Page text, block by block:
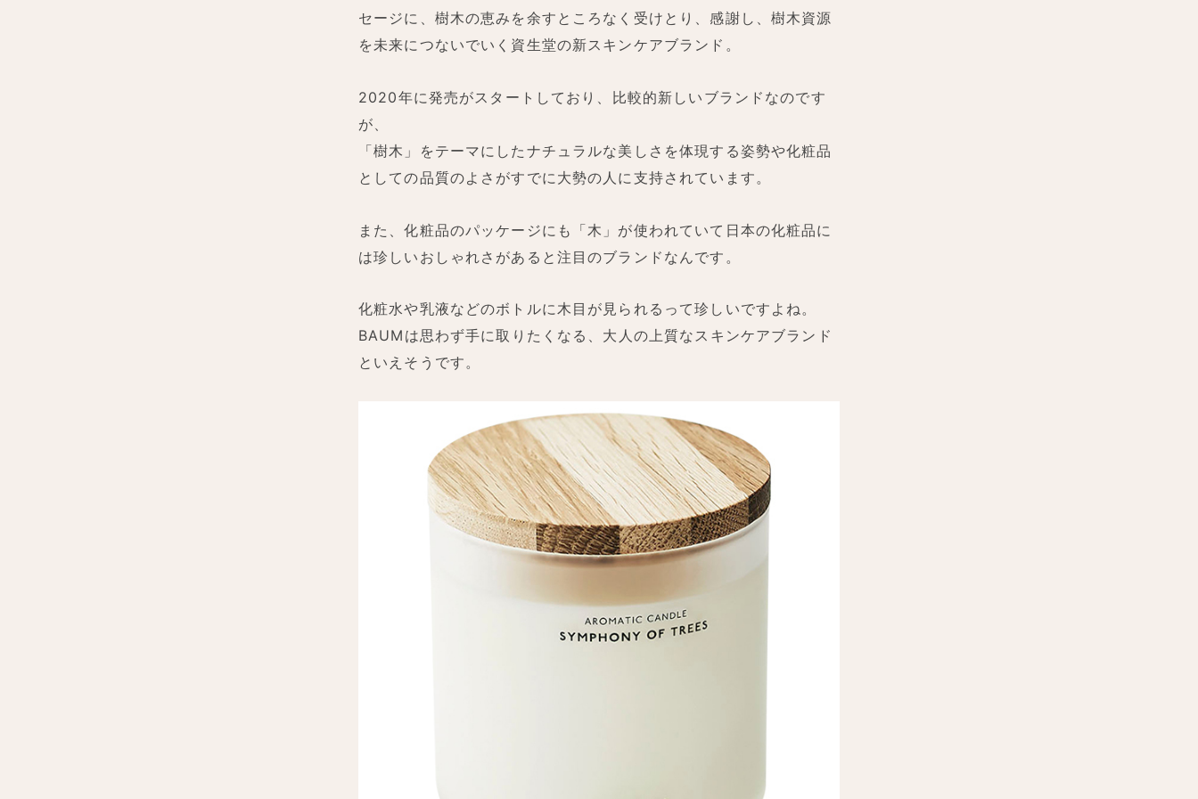
セージに、樹木の恵みを余すところなく受けとり、感謝し、樹木資源
を未来につないでいく資生堂の新スキンケアブランド。
2020年に発売がスタートしており、比較的新しいブランドなのです
が、
「樹木」をテーマにしたナチュラルな美しさを体現する姿勢や化粧品
としての品質のよさがすでに大勢の人に支持されています。
また、化粧品のパッケージにも「木」が使われていて日本の化粧品に
は珍しいおしゃれさがあると注目のブランドなんです。
化粧水や乳液などのボトルに木目が見られるって珍しいですよね。
BAUMは思わず手に取りたくなる、大人の上質なスキンケアブランド
といえそうです。